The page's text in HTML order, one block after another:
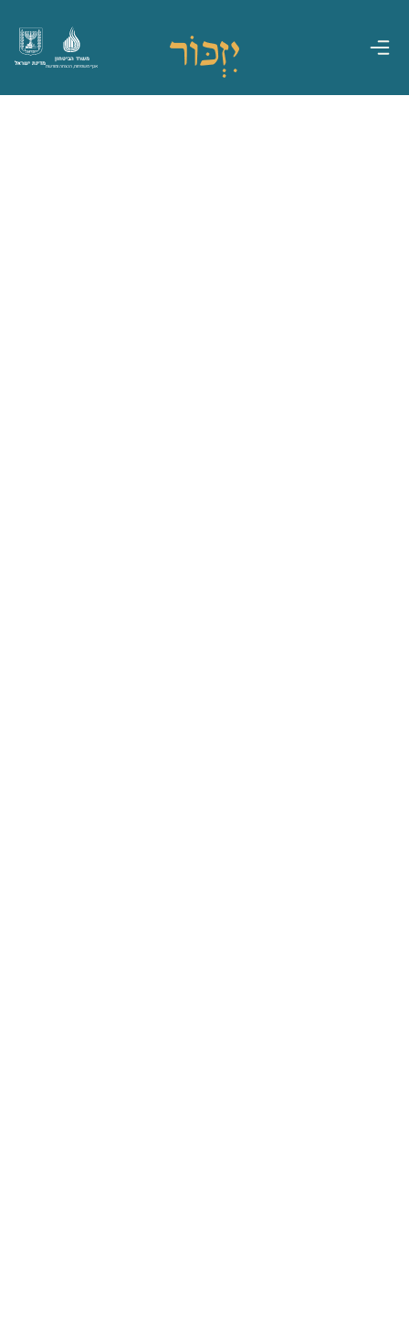
מדינת ישראל
משרד הביטחון
אגף משפחות, הנצחה ומורשת